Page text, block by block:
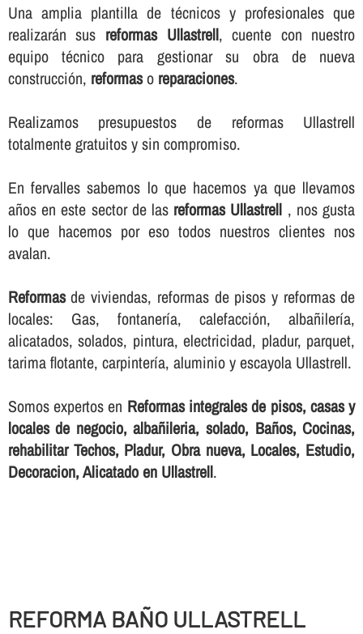
Una amplia plantilla de técnicos y profesionales que
realizarán sus reformas Ullastrell, cuente con nuestro
equipo técnico para gestionar su obra de nueva
construcción, reformaso reparaciones.
Realizamos presupuestos de reformas Ullastrell
totalmente gratuitos y sin compromiso.
En fervalles sabemos lo que hacemos ya que llevamos
años en este sector de las reformas Ullastrell , nos gusta
lo que hacemos por eso todos nuestros clientes nos
avalan.
Reformasde viviendas, reformas de pisos y reformas de
locales: Gas, fontanerí­a, calefacción, albañilerí­a,
alicatados, solados, pintura, electricidad, pladur, parquet,
tarima flotante, carpinterí­a, aluminio y escayola Ullastrell.
Somos expertos en Reformas integrales de pisos, casas y
locales de negocio, albañileria, solado, Baños, Cocinas,
rehabilitar Techos, Pladur, Obra nueva, Locales, Estudio,
Decoracion, Alicatado en Ullastrell.
REFORMA BAÑO ULLASTRELL